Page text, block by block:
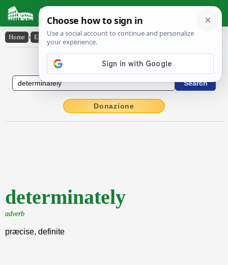
Latin Dictionary
Home › English-Latin › determinately
English to Latin Dictionary
Donazione
determinately
adverb
præcise, definite